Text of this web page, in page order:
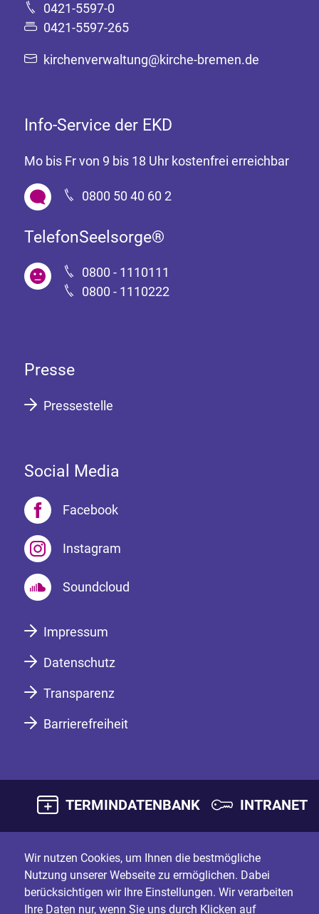
0421-5597-0
0421-5597-265
kirchenverwaltung@kirche-bremen.de
Info-Service der EKD
Mo bis Fr von 9 bis 18 Uhr kostenfrei erreichbar
0800 50 40 60 2
TelefonSeelsorge®
0800 - 1110111
0800 - 1110222
Presse
Pressestelle
Social Media
Facebook
Instagram
Soundcloud
Impressum
Datenschutz
Transparenz
Barrierefreiheit
TERMINDATENBANK INTRANET
Wir nutzen Cookies, um Ihnen die bestmögliche
Nutzung unserer Webseite zu ermöglichen. Dabei
berücksichtigen wir Ihre Einstellungen. Wir verarbeiten
Ihre Daten nur, wenn Sie uns durch Klicken auf